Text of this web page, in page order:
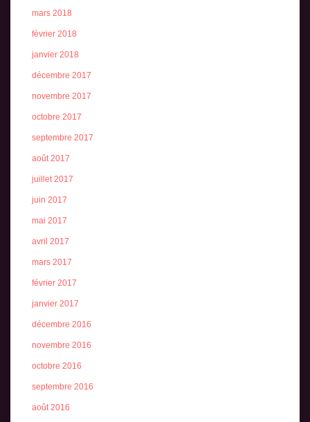
mars 2018
février 2018
janvier 2018
décembre 2017
novembre 2017
octobre 2017
septembre 2017
août 2017
juillet 2017
juin 2017
mai 2017
avril 2017
mars 2017
février 2017
janvier 2017
décembre 2016
novembre 2016
octobre 2016
septembre 2016
août 2016